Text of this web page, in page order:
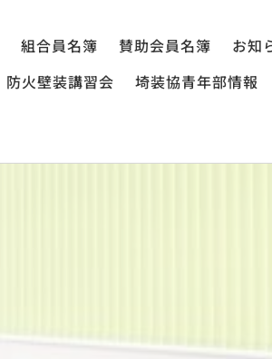
組合員名簿 賛助会員名簿
お知
防火壁装講習会 埼装協青年部情報